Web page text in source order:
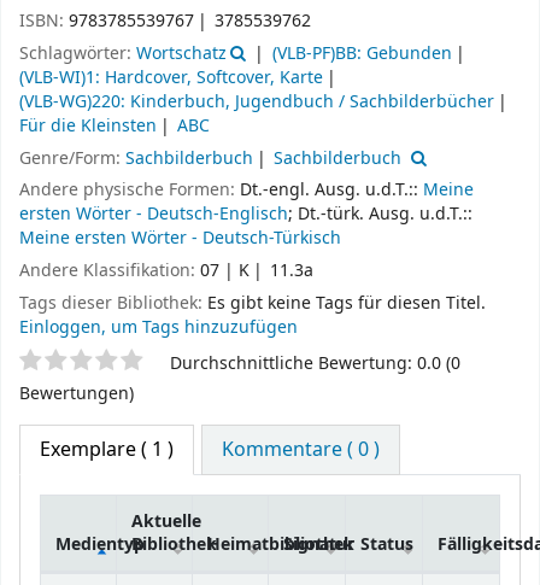
ISBN: 9783785539767
3785539762
Schlagwörter: Wortschatz
(VLB-PF)BB: Gebunden
(VLB-WI)1: Hardcover, Softcover, Karte
(VLB-WG)220: Kinderbuch, Jugendbuch / Sachbilderbücher
Für die Kleinsten
ABC
Genre/Form: Sachbilderbuch
Sachbilderbuch
Andere physische Formen: Dt.-engl. Ausg. u.d.T.:: Meine
ersten Wörter - Deutsch-Englisch; Dt.-türk. Ausg. u.d.T.::
Meine ersten Wörter - Deutsch-Türkisch
Andere Klassifikation: 07 | K
11.3a
Tags dieser Bibliothek: Es gibt keine Tags für diesen Titel.
Einloggen, um Tags hinzuzufügen
SternchenbewertungDurchschnittliche Bewertung: 0.0 (0
Bewertungen)
Exemplare( 1 ) Kommentare ( 0 )
Medientyp
Aktuelle
BibliothekHeimatbibliothek
Signatur Status